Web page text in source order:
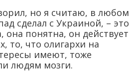
но я считаю, в любом
сделал с Украиной, – это
она понятна, он действует
то, что олигархи на
имеют, тоже
людям мозги.